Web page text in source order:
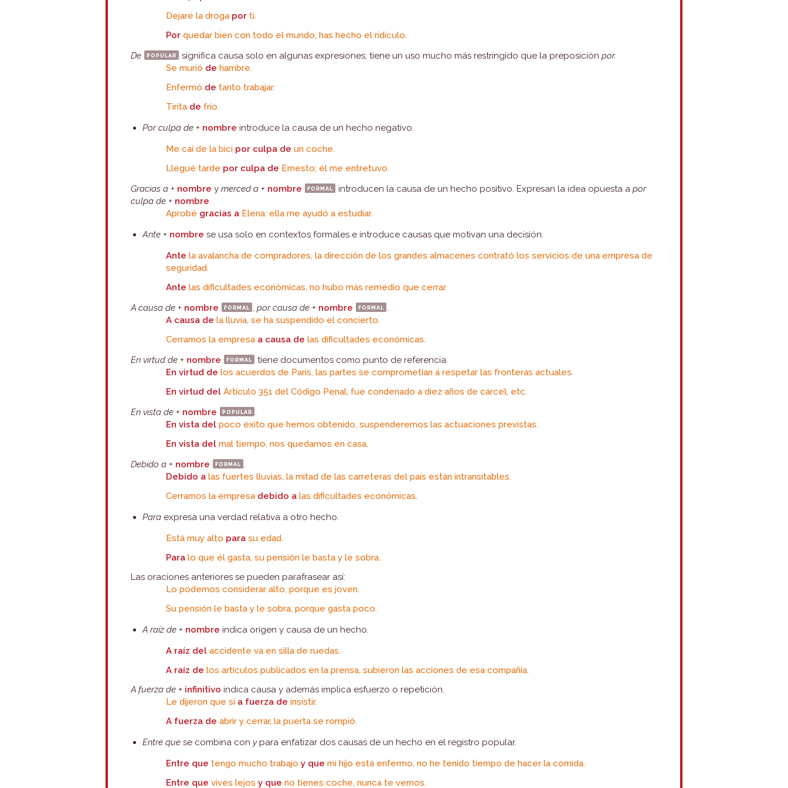
Dejaré la droga por ti.
Por quedar bien con todo el mundo, has hecho el ridículo.
De
popular significa causa solo en algunas expresiones; tiene un uso mucho más restringido que la preposiciónpor.
Se murió de hambre.
Enfermó de tanto trabajar.
Tirita de frío.
Por culpa de + nombre introduce la causa de un hecho negativo.
Me caí de la bici por culpa de un coche.
Llegué tarde por culpa de Ernesto; él me entretuvo.
Gracias a + nombre ymerced a + nombre formal introducen la causa de un hecho positivo. Expresan la idea opuesta a por
culpa de + nombre.
Aprobé gracias a Elena: ella me ayudó a estudiar.
Ante + nombre se usa solo en contextos formales e introduce causas que motivan una decisión.
Antela avalancha de compradores, la dirección de los grandes almacenes contrató los servicios de una empresa de
seguridad.
Ante las dificultades económicas, no hubo más remedio que cerrar.
A causa de + nombre formal ,por causa de + nombre formal .
A causa de la lluvia, se ha suspendido el concierto.
Cerramos la empresa a causa de las dificultades económicas.
En virtud de + nombre formal tiene documentos como punto de referencia.
En virtud de los acuerdos de París, las partes se comprometían a respetar las fronteras actuales.
En virtud del Artículo 351 del Código Penal, fue condenado a diez años de cárcel, etc.
En vista de + nombre popular .
En vista del poco éxito que hemos obtenido, suspenderemos las actuaciones previstas.
En vista delmal tiempo, nos quedamos en casa.
Debido a + nombre formal .
Debido alas fuertes lluvias, la mitad de las carreteras del país están intransitables.
Cerramos la empresa debido alas dificultades económicas.
Para expresa una verdad relativa a otro hecho.
Está muy alto para su edad.
Para lo que él gasta, su pensión le basta y le sobra.
Las oraciones anteriores se pueden parafrasear así:
Lo podemos considerar alto, porque es joven.
Su pensión le basta y le sobra, porque gasta poco.
A raíz de + nombreindica origen y causa de un hecho.
A raíz del accidente va en silla de ruedas.
A raíz de los artículos publicados en la prensa, subieron las acciones de esa compañía.
A fuerza de + infinitivo indica causa y además implica esfuerzo o repetición.
Le dijeron que sí a fuerza de insistir.
A fuerza deabrir y cerrar, la puerta se rompió.
Entre que se combina conypara enfatizar dos causas de un hecho en el registro popular.
Entre que tengo mucho trabajoy que mi hijo está enfermo, no he tenido tiempo de hacer la comida.
Entre que vives lejos y queno tienes coche, nunca te vemos.